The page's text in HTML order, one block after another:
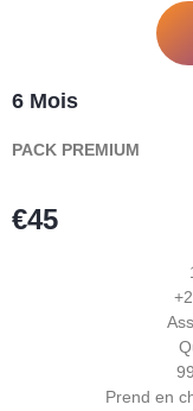
6 Mois
PACK PREMIUM
€45
Prend en